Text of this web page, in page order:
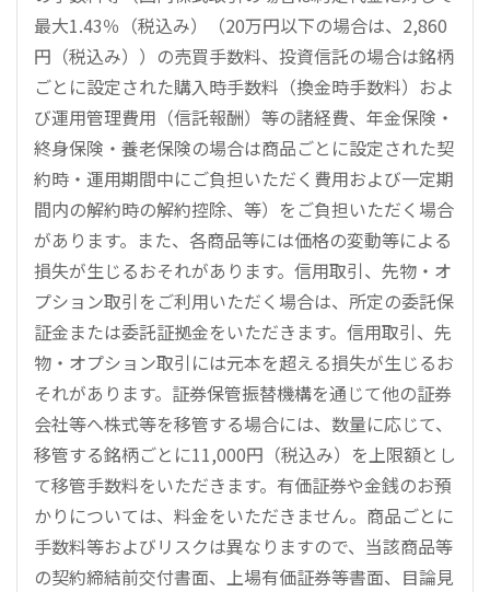
最大1.43％（税込み）（20万円以下の場合は、2,860
円（税込み））の売買手数料、投資信託の場合は銘柄
ごとに設定された購入時手数料（換金時手数料）およ
び運用管理費用（信託報酬）等の諸経費、年金保険・
終身保険・養老保険の場合は商品ごとに設定された契
約時・運用期間中にご負担いただく費用および一定期
間内の解約時の解約控除、等）をご負担いただく場合
があります。また、各商品等には価格の変動等による
損失が生じるおそれがあります。信用取引、先物・オ
プション取引をご利用いただく場合は、所定の委託保
証金または委託証拠金をいただきます。信用取引、先
物・オプション取引には元本を超える損失が生じるお
それがあります。証券保管振替機構を通じて他の証券
会社等へ株式等を移管する場合には、数量に応じて、
移管する銘柄ごとに11,000円（税込み）を上限額とし
て移管手数料をいただきます。有価証券や金銭のお預
かりについては、料金をいただきません。商品ごとに
手数料等およびリスクは異なりますので、当該商品等
の契約締結前交付書面、上場有価証券等書面、目論見